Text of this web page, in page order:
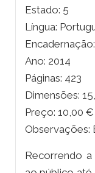
Estado: 5
Língua:
Ano: 2014
Páginas: 423
Dimensões:
Preço: 10,00 €
Observações:
Recorrendo